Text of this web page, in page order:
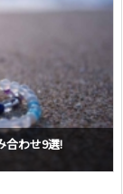
合わせ9選!